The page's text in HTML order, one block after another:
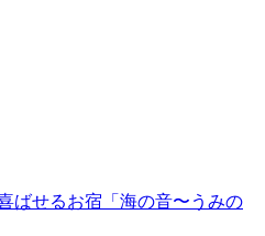
ばせるお宿「海の音〜うみの